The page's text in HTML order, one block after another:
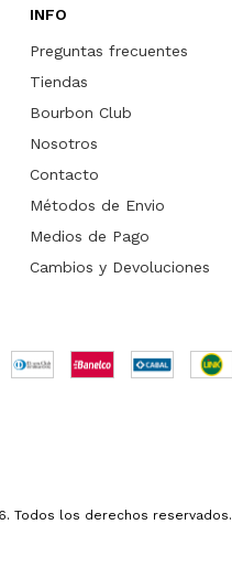
INFO
Preguntas frecuentes
Tiendas
Bourbon Club
Nosotros
Contacto
Métodos de Envio
Medios de Pago
Cambios y Devoluciones
Todos los derechos reservados.